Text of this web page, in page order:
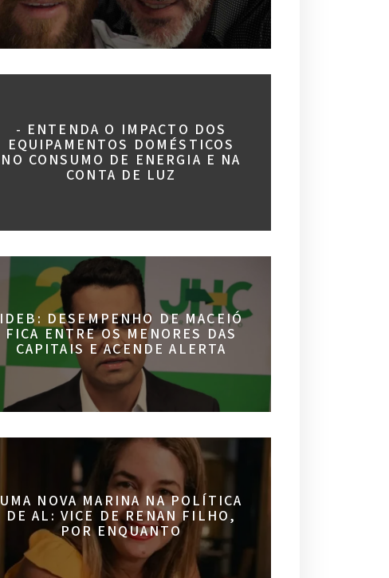
- ENTENDA O IMPACTO DOS
EQUIPAMENTOS DOMÉSTICOS
NO CONSUMO DE ENERGIA E NA
CONTA DE LUZ
IDEB: DESEMPENHO DE MACEIÓ
FICA ENTRE OS MENORES DAS
CAPITAIS E ACENDE ALERTA
UMA NOVA MARINA NA POLÍTICA
DE AL: VICE DE RENAN FILHO,
POR ENQUANTO